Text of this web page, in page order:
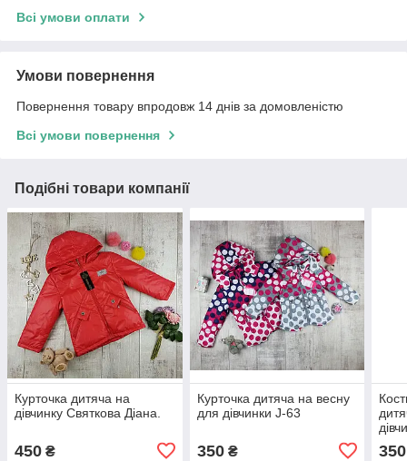
Всі умови оплати
Умови повернення
Повернення товару впродовж 14 днів за домовленістю
Всі умови повернення
Подібні товари компанії
Курточка дитяча на
дівчинку Святкова Діана.
450 ₴
Курточка дитяча на весну
для дівчинки J-63
350₴ 350